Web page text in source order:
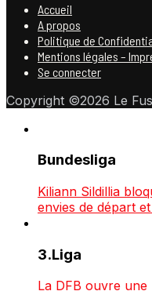
Accueil
A propos
Politique de
Mentions légales –
Se connecter
Copyright ©2026 Le
Bundesliga
Kiliann Sildillia
envies de départ
3.Liga
La DFB ouvre